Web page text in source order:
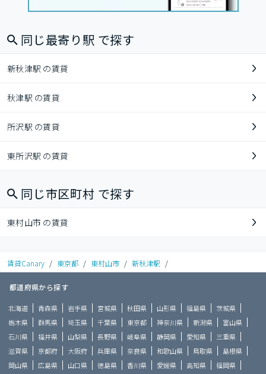
同じ最寄り駅 で探す
新秋津駅 の賃貸
秋津駅 の賃貸
所沢駅 の賃貸
東所沢駅 の賃貸
同じ市区町村 で探す
東村山市 の賃貸
賃貸Canary / 東京都 / 東村山市 / 新秋津駅 /
都道府県から探す
北海道 青森県 岩手県 宮城県 秋田県 山形県 福島県
茨城県
栃木県
群馬県 埼玉県 千葉県 東京都 神奈川県 新潟県
富山県
石川県
福井県 山梨県 長野県 岐阜県 静岡県 愛知県
三重県
滋賀県
京都府 大阪府 兵庫県 奈良県 和歌山県 鳥取県
島根県
岡山県
広島県 山口県 徳島県 香川県 愛媛県 高知県 福岡県